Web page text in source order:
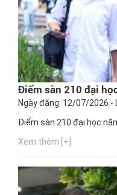
Điểm sàn 210 đại
Ngày đăng: 12/07/2026 -
Điểm sàn 210 đại học
Xem thêm [+]